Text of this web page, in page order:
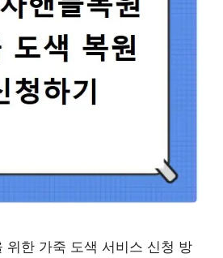
위한 가죽 도색 서비스 신청 방